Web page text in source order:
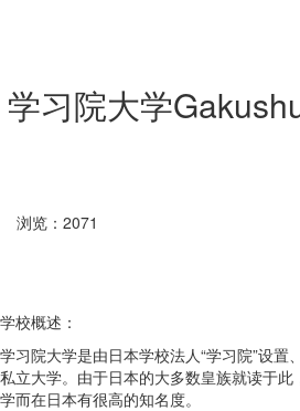
学习院大学
浏览：2071
学校概述：
学习院大学是由日本学校法人“学习院”设置
私立大学。由于日本的大多数皇族就读于
学而在日本有很高的知名度。